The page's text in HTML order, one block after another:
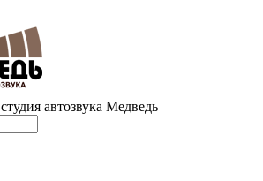
автозвука Медведь